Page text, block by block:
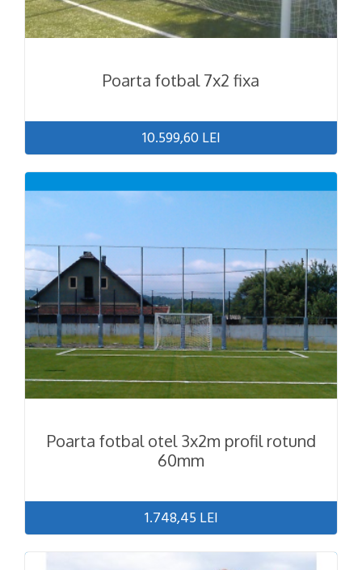
Poarta fotbal 7x2 fixa
10.599,60 LEI
Poarta fotbal otel 3x2m profil rotund
60mm
1.748,45 LEI